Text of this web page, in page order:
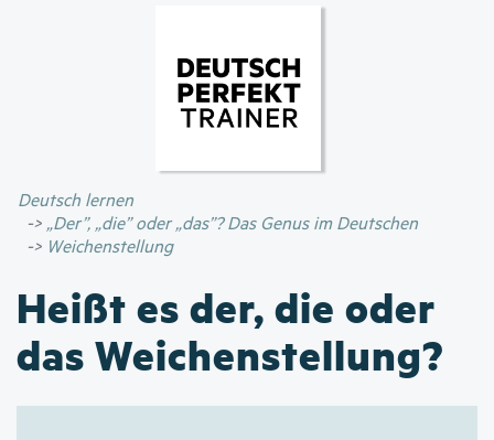
Inhalt
Deutsch lernen
„Der”, „die” oder „das”? Das Genus im Deutschen
Weichenstellung
Heißt es der, die oder
das Weichenstellung?